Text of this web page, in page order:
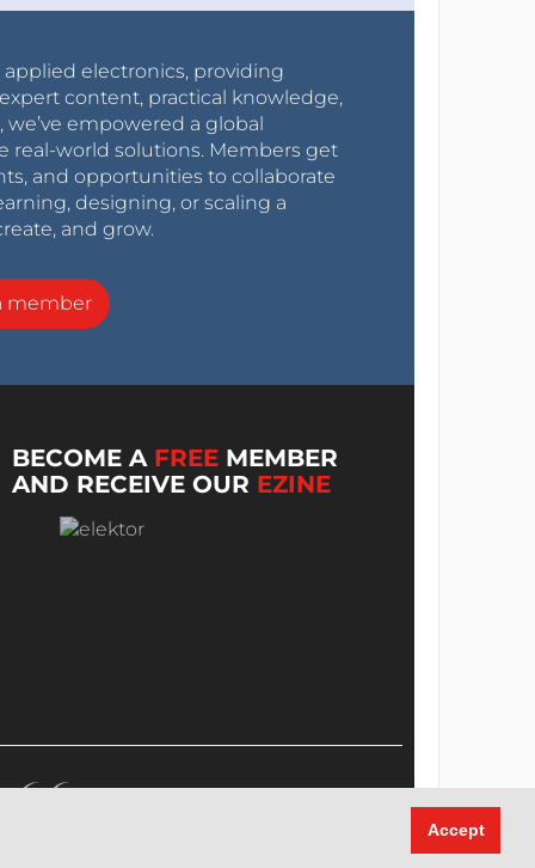
Accept
electronics, providing
content, practical knowledge,
empowered a global
real-world solutions. Members get
and opportunities to collaborate
designing, or scaling a
and grow.
member
BECOME A FREE MEMBER
AND RECEIVE OUR EZINE